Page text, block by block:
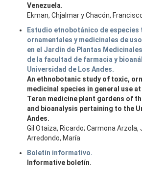
Venezuela.
Ekman, Chjalmar y Chacón,
Estudio etnobotánico de especies
ornamentales y medicinales de
en el Jardín de Plantas
de la facultad de farmacia y
Universidad de Los Andes.
An ethnobotanic study of toxic,
medicinal species in general use at
Teran medicine plant gardens of
and bioanalysis pertaining to the
Andes.
Gil Otaiza, Ricardo; Carmona Arzola,
Arredondo, María
Boletín informativo.
Informative boletín.